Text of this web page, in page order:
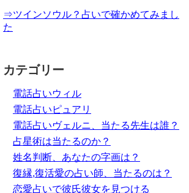
⇒ツインソウル？占いで確かめてみまし
た
カテゴリー
電話占いウィル
電話占いピュアリ
電話占いヴェルニ、当たる先生は誰？
占星術は当たるのか？
姓名判断、あなたの字画は？
復縁,復活愛の占い師、当たるのは？
恋愛占いで彼氏彼女を見つける